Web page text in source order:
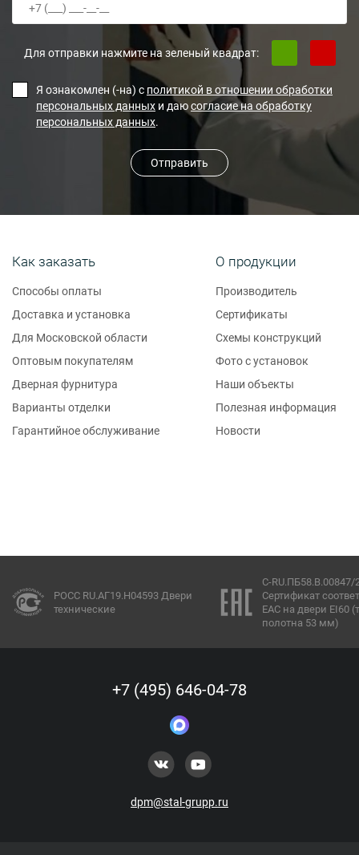
Для отправки нажмите на зеленый квадрат:
Я ознакомлен (-на) с политикой в отношении обработки
персональных данных и даюсогласие на обработку
персональных данных.
Отправить
Как заказать
Способы оплаты
Доставка и установка
Для Московской области
Оптовым покупателям
Дверная фурнитура
Варианты отделки
Гарантийное обслуживание
О продукции
Производитель
Сертификаты
Схемы конструкций
Фото с установок
Наши объекты
Полезная информация
Новости
РОСС RU.АГ19.Н04593 Двери
технические
C-RU.ПБ58.В.00847/
Сертификат
ЕАС на двери EI60
полотна 53 мм)
+7 (495) 646-04-78
dpm@stal-grupp.ru